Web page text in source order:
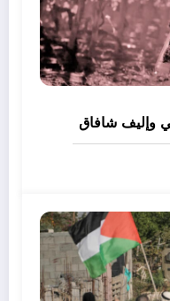
وإليف شافاق